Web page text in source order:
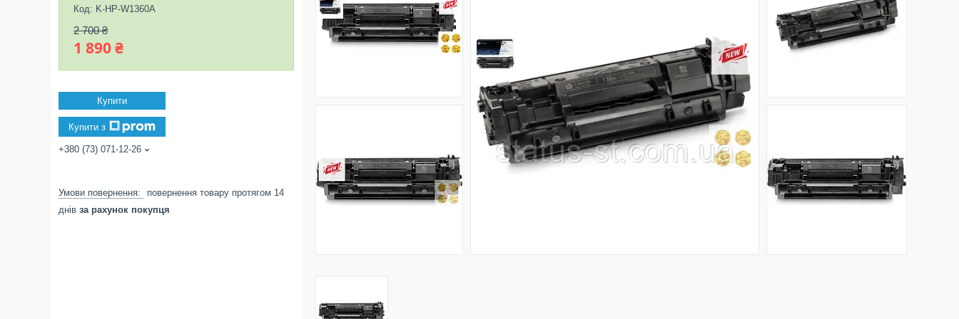
Код: K-HP-W1360A
2 700 ₴
1 890 ₴
Купити
Купити з
+380 (73) 071-12-26
повернення товару протягом 14
днів за рахунок покупця